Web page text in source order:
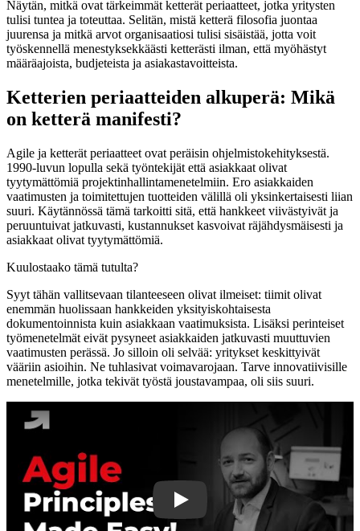
Näytän, mitkä ovat tärkeimmät ketterät periaatteet, jotka yritysten
tulisi tuntea ja toteuttaa. Selitän, mistä ketterä filosofia juontaa
juurensa ja mitkä arvot organisaatiosi tulisi sisäistää, jotta voit
työskennellä menestyksekkäästi ketterästi ilman, että myöhästyt
määräajoista, budjeteista ja asiakastavoitteista.
Ketterien periaatteiden alkuperä: Mikä
on ketterä manifesti?
Agile ja ketterät periaatteet ovat peräisin ohjelmistokehityksestä.
1990-luvun lopulla sekä työntekijät että asiakkaat olivat
tyytymättömiä projektinhallintamenetelmiin. Ero asiakkaiden
vaatimusten ja toimitettujen tuotteiden välillä oli yksinkertaisesti liian
suuri. Käytännössä tämä tarkoitti sitä, että hankkeet viivästyivät ja
peruuntuivat jatkuvasti, kustannukset kasvoivat räjähdysmäisesti ja
asiakkaat olivat tyytymättömiä.
Kuulostaako tämä tutulta?
Syyt tähän vallitsevaan tilanteeseen olivat ilmeiset: tiimit olivat
enemmän huolissaan hankkeiden yksityiskohtaisesta
dokumentoinnista kuin asiakkaan vaatimuksista. Lisäksi perinteiset
työmenetelmät eivät pysyneet asiakkaiden jatkuvasti muuttuvien
vaatimusten perässä. Jo silloin oli selvää: yritykset keskittyivät
vääriin asioihin. Ne tuhlasivat voimavarojaan. Tarve innovatiivisille
menetelmille, jotka tekivät työstä joustavampaa, oli siis suuri.